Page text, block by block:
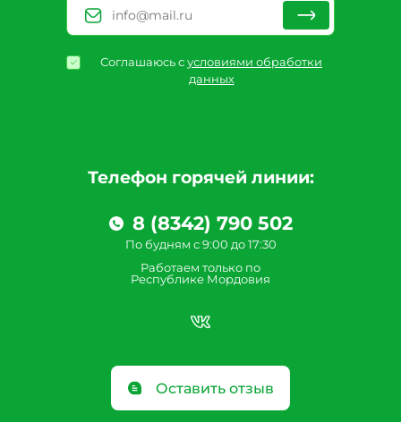
Телефон горячей линии:
8 (8342) 790 502
По будням с 9:00 до 17:30
Работаем только по
Республике Мордовия
Оставить отзыв
Соглашаюсь сусловиями обработки
данных